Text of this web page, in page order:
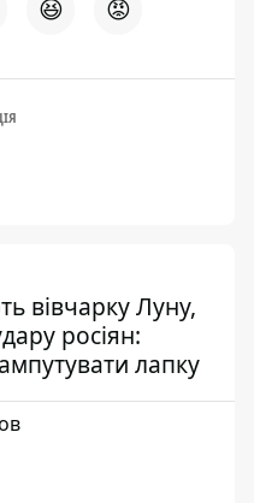
😆 😡
вівчарку Луну,
росіян:
лапку